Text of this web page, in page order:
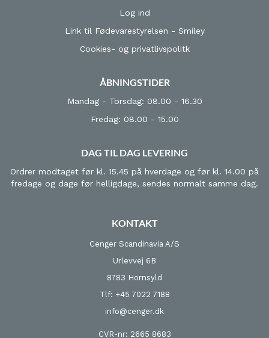
Log ind
Link til Fødevarestyrelsen - Smiley
Cookies- og privatlivspolitk
ÅBNINGSTIDER
Mandag - Torsdag: 08.00 - 16.30
Fredag: 08.00 - 15.00
DAG TIL DAG LEVERING
Ordrer modtaget før kl. 15.45 på hverdage og før kl. 14.00 på
fredage og dage før helligdage, sendes normalt samme dag.
KONTAKT
Cenger Scandinavia A/S
Urlevvej 6B
8783 Hornsyld
Tlf: +45 7022 7188
info@cenger.dk
CVR-nr: 2665 8683